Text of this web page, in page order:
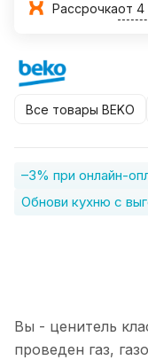
Рассрочкаот
Все товары BEKO
–3% при онлайн-
Обнови кухню с
Вы - ценитель
проведен газ,